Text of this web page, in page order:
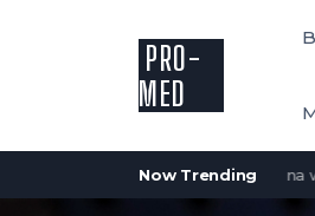
PRO-
MED
Now Trending
domu: komfort i styl na